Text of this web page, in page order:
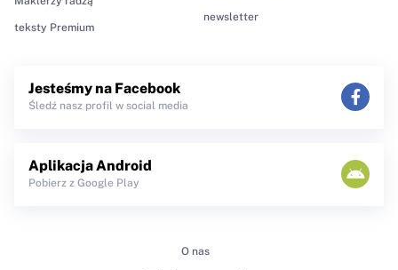
teksty Premium
newsletter
Jesteśmy na Facebook
Śledź nasz profil w social media
Aplikacja Android
Pobierz z Google Play
O nas